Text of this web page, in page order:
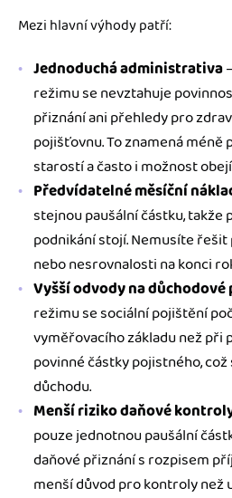
Mezi hlavní výhody patří:
Jednoduchá administrativa
režimu se nevztahuje
přiznání ani přehledy pro
pojišťovnu. To znamená méně
starostí a často i možnost
Předvídatelné měsíční
stejnou paušální částku, takže
podnikání stojí. Nemusíte
nebo nesrovnalosti na konci
Vyšší odvody na
režimu se sociální pojištění
vyměřovacího základu než při
povinné částky pojistného,
důchodu.
Menší riziko daňové
pouze jednotnou paušální
daňové přiznání s rozpisem
menší důvod pro kontroly než